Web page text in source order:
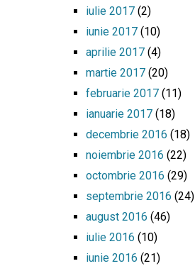
iulie 2017(2)
iunie 2017(10)
aprilie 2017(4)
martie 2017(20)
februarie 2017(11)
ianuarie 2017(18)
decembrie 2016 (18)
noiembrie 2016 (22)
octombrie 2016 (29)
septembrie 2016 (24)
august 2016 (46)
iulie 2016 (10)
iunie 2016 (21)